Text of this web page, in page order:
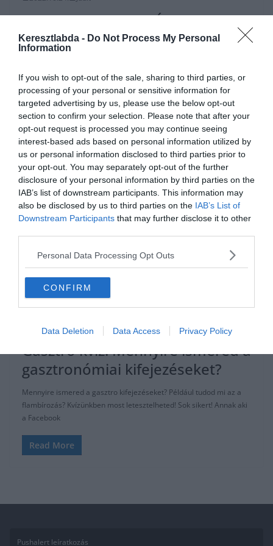
Keresztlabda - Do Not Process My Personal
Information
If you wish to opt-out of the sale, sharing to third parties, or
processing of your personal or sensitive information for
targeted advertising by us, please use the below opt-out
section to confirm your selection. Please note that after your
opt-out request is processed you may continue seeing
interest-based ads based on personal information utilized by
us or personal information disclosed to third parties prior to
your opt-out. You may separately opt-out of the further
disclosure of your personal information by third parties on the
IAB’s list of downstream participants. This information may
also be disclosed by us to third parties on the IAB’s List of
Downstream Participants that may further disclose it to other
Personal Data Processing Opt Outs
CONFIRM
Data Deletion Data Access Privacy Policy
Gasztronómia kvíz: Ínyenc vagy-
e? 10 kérdéssel tesztelheted,
Miből van a falafel és mit jelent a pezsgőkön a Doux? 10 kérdés
amivel tesztelheted, hogy mennyire vagy ínyenc. Lássuk,
Read More
ÁLTALÁNOS KVÍZEK GASZTRO KVÍZ TESZT TUDÁSPRÓBA
2022.06.19. Adam
Gasztro kvíz: Mennyire ismered a
gasztronómiai kifejezéseket?
Mennyire ismered a gasztro kifejezéseket? Például tudod mi az a
flambírozás? Kvízünkben most letesztelheted! Sok sikert! Annak aki
a Facebook
Read More
Pushalert leíratkozás